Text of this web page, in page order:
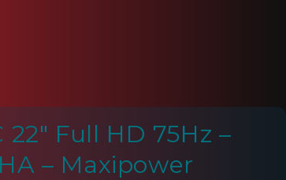
22" Full HD 75Hz –
– Maxipower